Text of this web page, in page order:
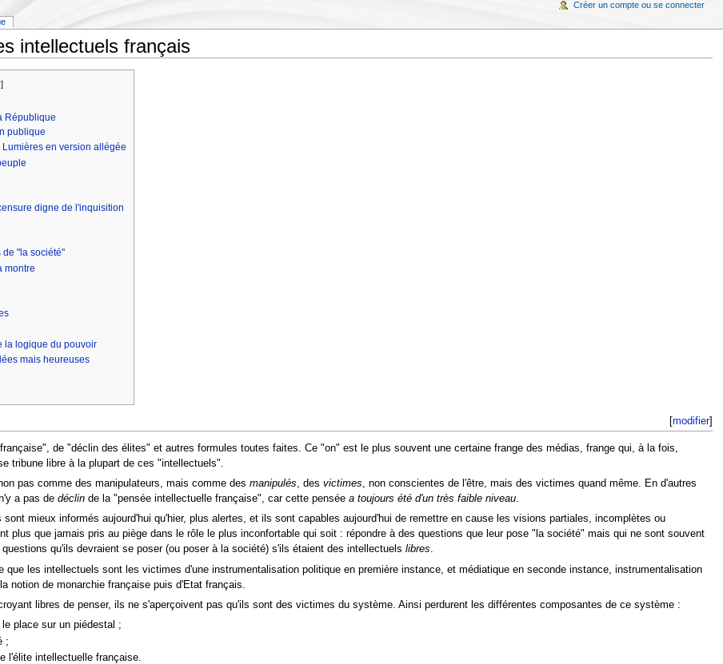
intellectuels français
]
République
publique
en version allégée
digne de l'inquisition
de "la société"
montre
la logique du pouvoir
mais heureuses
[modifier]
de "déclin des élites" et autres formules toutes faites. Ce "on" est le plus souvent une certaine frange des médias, frange qui, à la fois,
tribune libre à la plupart de ces "intellectuels".
pas comme des manipulateurs, mais comme des manipulés, des victimes, non conscientes de l'être, mais des victimes quand même. En d'autres
a pas de déclinde la "pensée intellectuelle française", car cette pensée a toujours été d'un très faible niveau.
mieux informés aujourd'hui qu'hier, plus alertes, et ils sont capables aujourd'hui de remettre en cause les visions partiales, incomplètes ou
plus que jamais pris au piège dans le rôle le plus inconfortable qui soit : répondre à des questions que leur pose "la société" mais qui ne sont souvent
qu'ils devraient se poser (ou poser à la société) s'ils étaient des intellectuels libres.
les intellectuels sont les victimes d'une instrumentalisation politique en première instance, et médiatique en seconde instance, instrumentalisation
notion de monarchie française puis d'Etat français.
libres de penser, ils ne s'aperçoivent pas qu'ils sont des victimes du système. Ainsi perdurent les différentes composantes de ce système :
place sur un piédestal ;
;
l'élite intellectuelle française.
Créer un compte ou se connecter